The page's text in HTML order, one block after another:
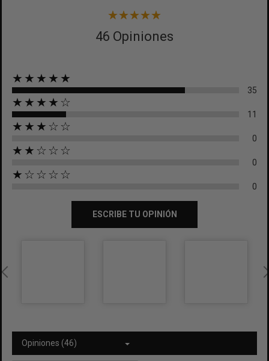
46 Opiniones
★★★★★
35
★★★★☆
11
★★★☆☆
0
★★☆☆☆
0
★☆☆☆☆
0
ESCRIBE TU OPINIÓN
Opiniones (46)